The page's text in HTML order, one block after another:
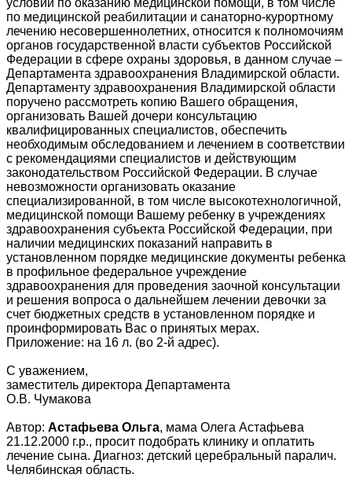
условий по оказанию медицинской помощи, в том числе
по медицинской реабилитации и санаторно-курортному
лечению несовершеннолетних, относится к полномочиям
органов государственной власти субъектов Российской
Федерации в сфере охраны здоровья, в данном случае –
Департамента здравоохранения Владимирской области.
Департаменту здравоохранения Владимирской области
поручено рассмотреть копию Вашего обращения,
организовать Вашей дочери консультацию
квалифицированных специалистов, обеспечить
необходимым обследованием и лечением в соответствии
с рекомендациями специалистов и действующим
законодательством Российской Федерации. В случае
невозможности организовать оказание
специализированной, в том числе высокотехнологичной,
медицинской помощи Вашему ребенку в учреждениях
здравоохранения субъекта Российской Федерации, при
наличии медицинских показаний направить в
установленном порядке медицинские документы ребенка
в профильное федеральное учреждение
здравоохранения для проведения заочной консультации
и решения вопроса о дальнейшем лечении девочки за
счет бюджетных средств в установленном порядке и
проинформировать Вас о принятых мерах.
Приложение: на 16 л. (во 2-й адрес).
С уважением,
заместитель директора Департамента
О.В. Чумакова
Автор: Астафьева Ольга, мама Олега Астафьева
21.12.2000 г.р., просит подобрать клинику и оплатить
лечение сына. Диагноз: детский церебральный паралич.
Челябинская область.